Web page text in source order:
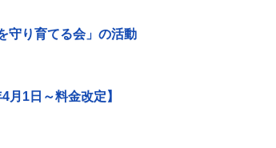
守り育てる会」の活動
月1日～料金改定】